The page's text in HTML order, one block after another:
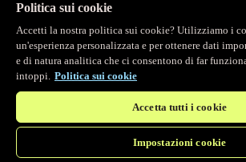
Main menu
/ Prodotti
Osservabilità
Logging in tempo reale
Politica sui cookie
Accetti la nostra politica sui cookie? Utilizziamo i
un'esperienza personalizzata e per ottenere dati
e di natura analitica che ci consentono di far
intoppi. Politica sui cookie
Accetta tutti i cookie
Impostazioni cookie